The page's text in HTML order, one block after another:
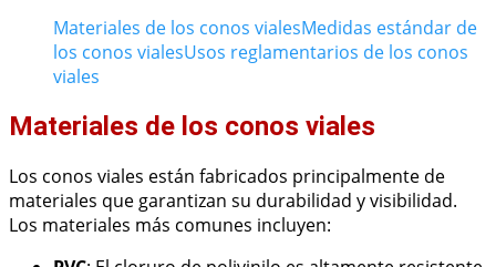
Materiales de los conos vialesMedidas estándar de
los conos vialesUsos reglamentarios de los conos
viales
Materiales de los conos viales
Los conos viales están fabricados principalmente de
materiales que garantizan su durabilidad y visibilidad.
Los materiales más comunes incluyen: